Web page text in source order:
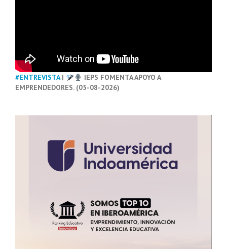
#ENTREVISTA|
IEPS FOMENTA APOYO A
EMPRENDEDORES. (05-08-2026)